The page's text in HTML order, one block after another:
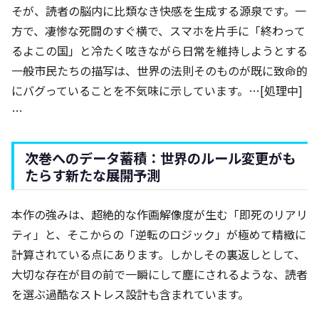
そが、読者の脳内に比類なき快感を生成する源泉です。一
方で、凄惨な死闘のすぐ横で、スマホを片手に「終わって
るよこの国」と冷たく呟きながら日常を維持しようとする
一般市民たちの描写は、世界の法則そのものが既に致命的
にバグっていることを不気味に示しています。…[処理中]
…
次巻へのデータ蓄積：世界のルール変更がも
たらす新たな展開予測
本作の強みは、超絶的な作画解像度が生む「即死のリアリ
ティ」と、そこからの「逆転のロジック」が極めて精緻に
計算されている点にあります。しかしその裏返しとして、
大切な存在が目の前で一瞬にして塵にされるような、読者
を選ぶ過酷なストレス設計も含まれています。